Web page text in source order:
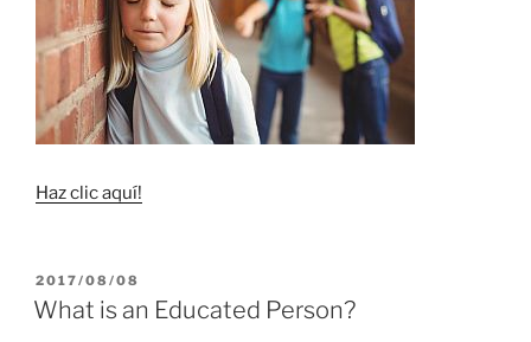
Haz clic aquí!
PUBLICADO
EL
2017/08/08
What is an Educated Person?